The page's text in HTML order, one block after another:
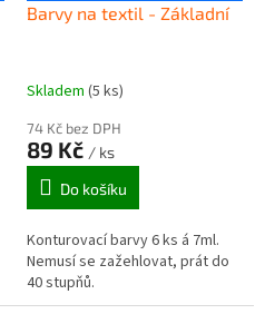
Barvy na textil - Základní
Skladem (5 ks)
74 Kč bez DPH
89 Kč / ks
Do košíku
Konturovací barvy 6 ks á 7ml.
Nemusí se zažehlovat, prát do
40 stupňů.